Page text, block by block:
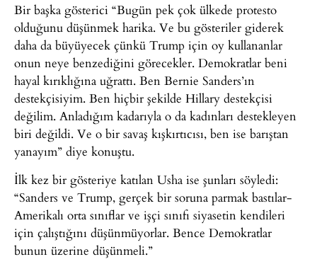
Bir başka gösterici “Bugün pek çok ülkede protesto
olduğunu düşünmek harika. Ve bu gösteriler giderek
daha da büyüyecek çünkü Trump için oy kullananlar
onun neye benzediğini görecekler. Demokratlar beni
hayal kırıklığına uğrattı. Ben Bernie Sanders’ın
destekçisiyim. Ben hiçbir şekilde Hillary destekçisi
değilim. Anladığım kadarıyla o da kadınları destekleyen
biri değildi. Ve o bir savaş kışkırtıcısı, ben ise barıştan
yanayım” diye konuştu.
İlk kez bir gösteriye katılan Usha ise şunları söyledi:
“Sanders ve Trump, gerçek bir soruna parmak bastılar-
Amerikalı orta sınıflar ve işçi sınıfı siyasetin kendileri
için çalıştığını düşünmüyorlar. Bence Demokratlar
bunun üzerine düşünmeli.”